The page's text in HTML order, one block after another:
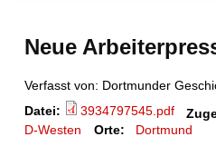
Neue
Verfasst von: Dortmunder
Datei:
3934797545.pdf
D-Westen
Orte: Dortmund